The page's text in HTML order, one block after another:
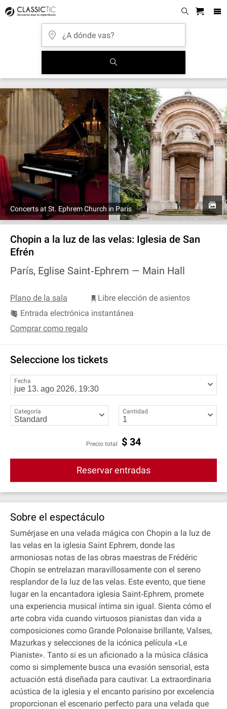
Concerts at St. Ephrem Church in Paris
Chopin a la luz de las velas: Iglesia de San
Efrén
París, Eglise Saint‐Ephrem — Main Hall
Plano de la sala
Libre elección de asientos
Entrada electrónica instantánea
Comprar como regalo
Seleccione los tickets
Fecha
Categoría Cantidad
Precio total $ 34
Reservar entradas
Sobre el espectáculo
Sumérjase en una velada mágica con Chopin a la luz de
las velas en la iglesia Saint Ephrem, donde las
armoniosas notas de las obras maestras de Frédéric
Chopin se entrelazan maravillosamente con el sereno
resplandor de la luz de las velas. Este evento, que tiene
lugar en la encantadora iglesia Saint‐Ephrem, promete
una experiencia musical íntima sin igual. Sienta cómo el
arte cobra vida cuando virtuosos pianistas dan vida a
composiciones como Grande Polonaise brillante, Valses,
Mazurkas y selecciones de la icónica película «Le
Pianiste». Tanto si es un aficionado a la música clásica
como si simplemente busca una evasión sensorial, esta
actuación está diseñada para cautivar. La extraordinaria
acústica de la iglesia y el encanto parisino por excelencia
proporcionan el escenario perfecto para una velada que